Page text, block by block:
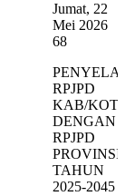
Jumat, 22
Mei 2026
68
RPJPD
KAB/
DENGAN
RPJPD
PROVINSI
TAHUN
2025-2045